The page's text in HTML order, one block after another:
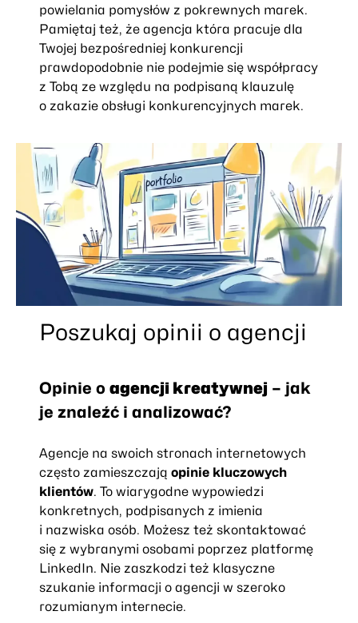
powielania pomysłów z pokrewnych marek.
Pamiętaj też, że agencja która pracuje dla
Twojej bezpośredniej konkurencji
prawdopodobnie nie podejmie się współpracy
z Tobą ze względu na podpisaną klauzulę
o zakazie obsługi konkurencyjnych marek.
Poszukaj opinii o agencji
Opinie o agencji kreatywnej – jak
je znaleźć i analizować?
Agencje na swoich stronach internetowych
często zamieszczają opinie kluczowych
klientów. To wiarygodne wypowiedzi
konkretnych, podpisanych z imienia
i nazwiska osób. Możesz też skontaktować
się z wybranymi osobami poprzez platformę
LinkedIn. Nie zaszkodzi też klasyczne
szukanie informacji o agencji w szeroko
rozumianym internecie.